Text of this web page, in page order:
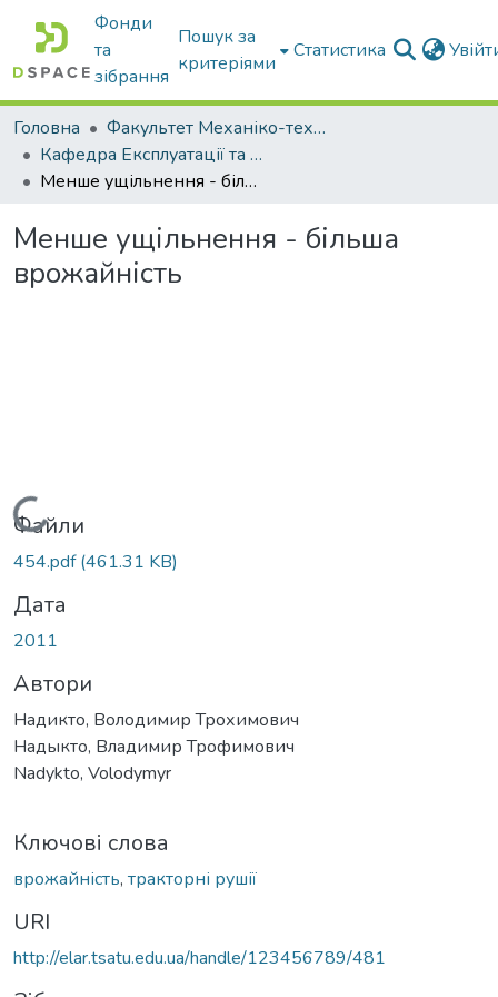
Фонди
та
зібрання
Пошук за
критеріями
Статистика
Головна
Факультет Механіко-технологічний
Кафедра Експлуатації та технічного сервісу машин
Менше ущільнення - більша врожайність
Менше ущільнення - більша
врожайність
Вантажиться...
Файли
454.pdf(461.31 KB)
Дата
2011
Автори
Надикто, Володимир Трохимович
Надыкто, Владимир Трофимович
Nadykto, Volodymyr
Ключові слова
врожайність, тракторні рушії
URI
http://elar.tsatu.edu.ua/handle/123456789/481